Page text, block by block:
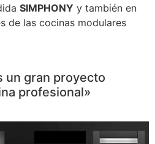
SIMPHONY y también en
de las cocinas modulares
un gran proyecto
profesional»